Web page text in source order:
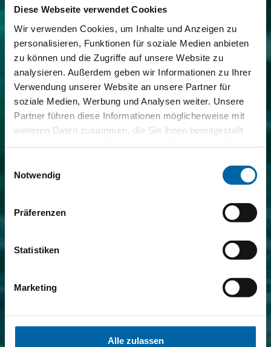
Diese Webseite verwendet Cookies
Wir verwenden Cookies, um Inhalte und Anzeigen zu
personalisieren, Funktionen für soziale Medien anbieten
zu können und die Zugriffe auf unsere Website zu
analysieren. Außerdem geben wir Informationen zu Ihrer
Verwendung unserer Website an unsere Partner für
soziale Medien, Werbung und Analysen weiter. Unsere
Partner führen diese Informationen möglicherweise mit
weiteren Daten zusammen, die Sie ihnen bereitgestellt
Notwendig
Präferenzen
Statistiken
Marketing
Alle zulassen